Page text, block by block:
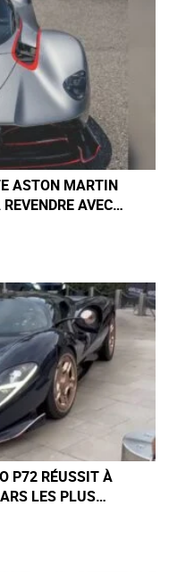
ASTON MARTIN
AVEC
P72 RÉUSSIT À
LES PLUS